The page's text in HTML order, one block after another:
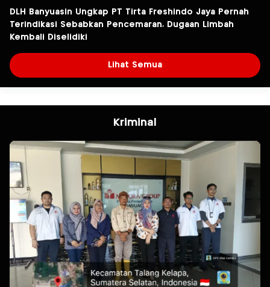
DLH Banyuasin Ungkap PT Tirta Freshindo Jaya Pernah
Terindikasi Sebabkan Pencemaran, Dugaan Limbah
Kembali Diselidiki
Lihat Semua
Kriminal